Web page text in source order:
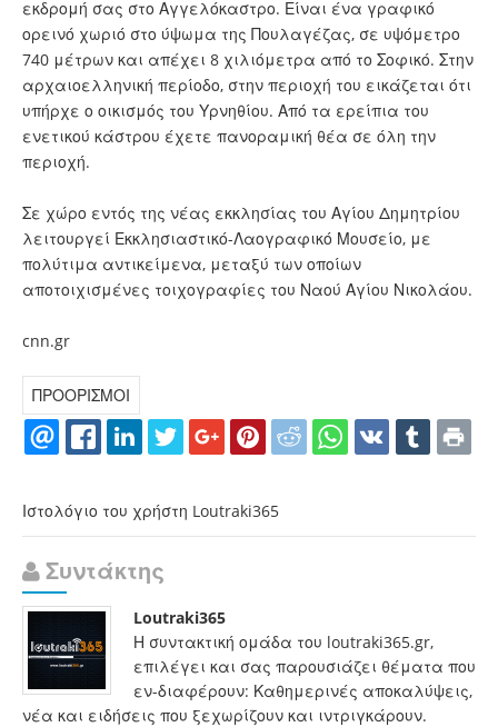
εκδρομή σας στο Αγγελόκαστρο. Είναι ένα γραφικό
ορεινό χωριό στο ύψωμα της Πουλαγέζας, σε υψόμετρο
740 μέτρων και απέχει 8 χιλιόμετρα από το Σοφικό. Στην
αρχαιοελληνική περίοδο, στην περιοχή του εικάζεται ότι
υπήρχε ο οικισμός του Υρνηθίου. Από τα ερείπια του
ενετικού κάστρου έχετε πανοραμική θέα σε όλη την
περιοχή.
Σε χώρο εντός της νέας εκκλησίας του Αγίου Δημητρίου
λειτουργεί Εκκλησιαστικό-Λαογραφικό Μουσείο, με
πολύτιμα αντικείμενα, μεταξύ των οποίων
αποτοιχισμένες τοιχογραφίες του Ναού Αγίου Νικολάου.
cnn.gr
ΠΡΟΟΡΙΣΜΟΙ
Ιστολόγιο του χρήστη Loutraki365
Συντάκτης
Loutraki365
Η συντακτική ομάδα του loutraki365.gr,
επιλέγει και σας παρουσιάζει θέματα που
εν-διαφέρουν: Καθημερινές αποκαλύψεις,
νέα και ειδήσεις που ξεχωρίζουν και ιντριγκάρουν.